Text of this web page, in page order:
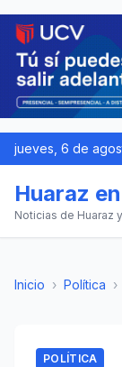
jueves, 6 de
Huaraz
Noticias de Huaraz
Inicio › Política ›
POLÍTICA